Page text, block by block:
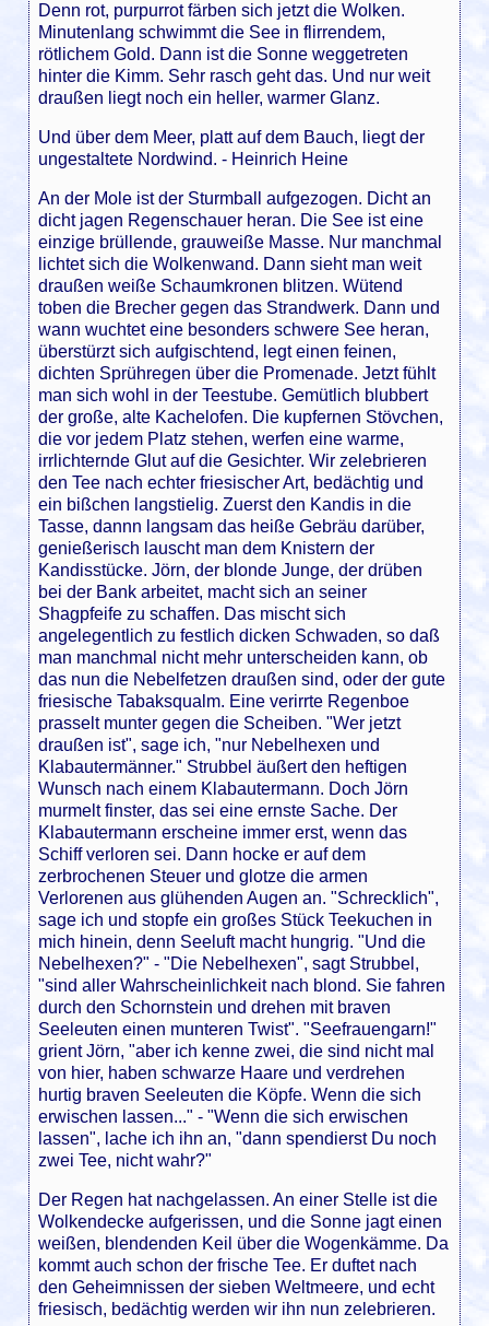
Denn rot, purpurrot färben sich jetzt die Wolken.
Minutenlang schwimmt die See in flirrendem,
rötlichem Gold. Dann ist die Sonne weggetreten
hinter die Kimm. Sehr rasch geht das. Und nur weit
draußen liegt noch ein heller, warmer Glanz.
Und über dem Meer, platt auf dem Bauch, liegt der
ungestaltete Nordwind. - Heinrich Heine
An der Mole ist der Sturmball aufgezogen. Dicht an
dicht jagen Regenschauer heran. Die See ist eine
einzige brüllende, grauweiße Masse. Nur manchmal
lichtet sich die Wolkenwand. Dann sieht man weit
draußen weiße Schaumkronen blitzen. Wütend
toben die Brecher gegen das Strandwerk. Dann und
wann wuchtet eine besonders schwere See heran,
überstürzt sich aufgischtend, legt einen feinen,
dichten Sprühregen über die Promenade. Jetzt fühlt
man sich wohl in der Teestube. Gemütlich blubbert
der große, alte Kachelofen. Die kupfernen Stövchen,
die vor jedem Platz stehen, werfen eine warme,
irrlichternde Glut auf die Gesichter. Wir zelebrieren
den Tee nach echter friesischer Art, bedächtig und
ein bißchen langstielig. Zuerst den Kandis in die
Tasse, dannn langsam das heiße Gebräu darüber,
genießerisch lauscht man dem Knistern der
Kandisstücke. Jörn, der blonde Junge, der drüben
bei der Bank arbeitet, macht sich an seiner
Shagpfeife zu schaffen. Das mischt sich
angelegentlich zu festlich dicken Schwaden, so daß
man manchmal nicht mehr unterscheiden kann, ob
das nun die Nebelfetzen draußen sind, oder der gute
friesische Tabaksqualm. Eine verirrte Regenboe
prasselt munter gegen die Scheiben. "Wer jetzt
draußen ist", sage ich, "nur Nebelhexen und
Klabautermänner." Strubbel äußert den heftigen
Wunsch nach einem Klabautermann. Doch Jörn
murmelt finster, das sei eine ernste Sache. Der
Klabautermann erscheine immer erst, wenn das
Schiff verloren sei. Dann hocke er auf dem
zerbrochenen Steuer und glotze die armen
Verlorenen aus glühenden Augen an. "Schrecklich",
sage ich und stopfe ein großes Stück Teekuchen in
mich hinein, denn Seeluft macht hungrig. "Und die
Nebelhexen?" - "Die Nebelhexen", sagt Strubbel,
"sind aller Wahrscheinlichkeit nach blond. Sie fahren
durch den Schornstein und drehen mit braven
Seeleuten einen munteren Twist". "Seefrauengarn!"
grient Jörn, "aber ich kenne zwei, die sind nicht mal
von hier, haben schwarze Haare und verdrehen
hurtig braven Seeleuten die Köpfe. Wenn die sich
erwischen lassen..." - "Wenn die sich erwischen
lassen", lache ich ihn an, "dann spendierst Du noch
zwei Tee, nicht wahr?"
Der Regen hat nachgelassen. An einer Stelle ist die
Wolkendecke aufgerissen, und die Sonne jagt einen
weißen, blendenden Keil über die Wogenkämme. Da
kommt auch schon der frische Tee. Er duftet nach
den Geheimnissen der sieben Weltmeere, und echt
friesisch, bedächtig werden wir ihn nun zelebrieren.